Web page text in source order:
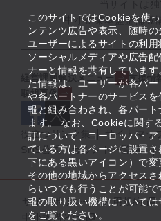
このサイトではCookieを使
ンテンツ広告や表示、随時
ユーザーによるサイトの利用
ソーシャルメディアや広告
ナーと情報を共有していま
た情報は、ユーザーが各パ
や各パートナーのサービス
報と組み合わされ、各パー
ます。 なお、Cookieに関す
訂について、ヨーロッパ・
ている方は各ページに設置
下にある黒いアイコン）で
その他の地域からアクセス
らいつでも行うことが可能
報の取り扱い機構について
をご覧ください。
中小企業基盤整備機
経営課題解決メニュー 支援情
取組事例
役立つリンク集 サイトマッ
SNS公式アカウント一覧
サイトポリシー・利用規約
中小機構とは